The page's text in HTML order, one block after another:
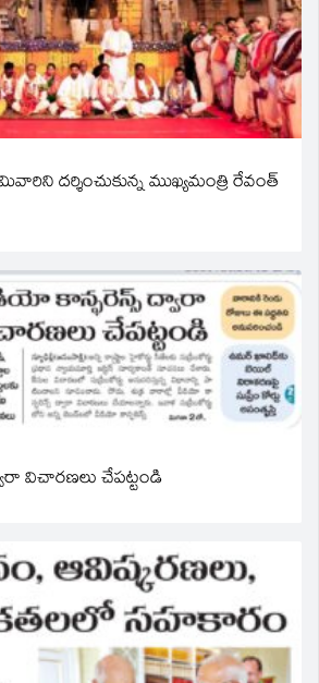
దర్శించుకున్న ముఖ్యమంత్రి రేవంత్
విచారణలు చేపట్టండి